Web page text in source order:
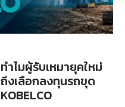
ทำไมผู้รับเหมายุคใหม่
ถึงเลือกลงทุนรถขุด
KOBELCO